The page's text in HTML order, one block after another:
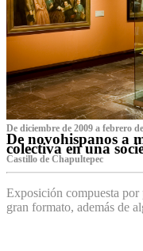
De diciembre de 2009 a febrero
De novohispanos a
colectiva en una
Castillo de Chapultepec
Exposición compuesta
gran formato, además de